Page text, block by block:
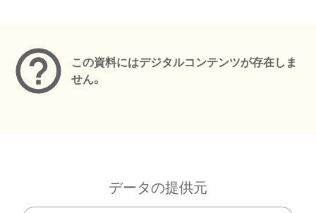
この資料にはデジタルコンテンツが存在しま
せん。
データの提供元